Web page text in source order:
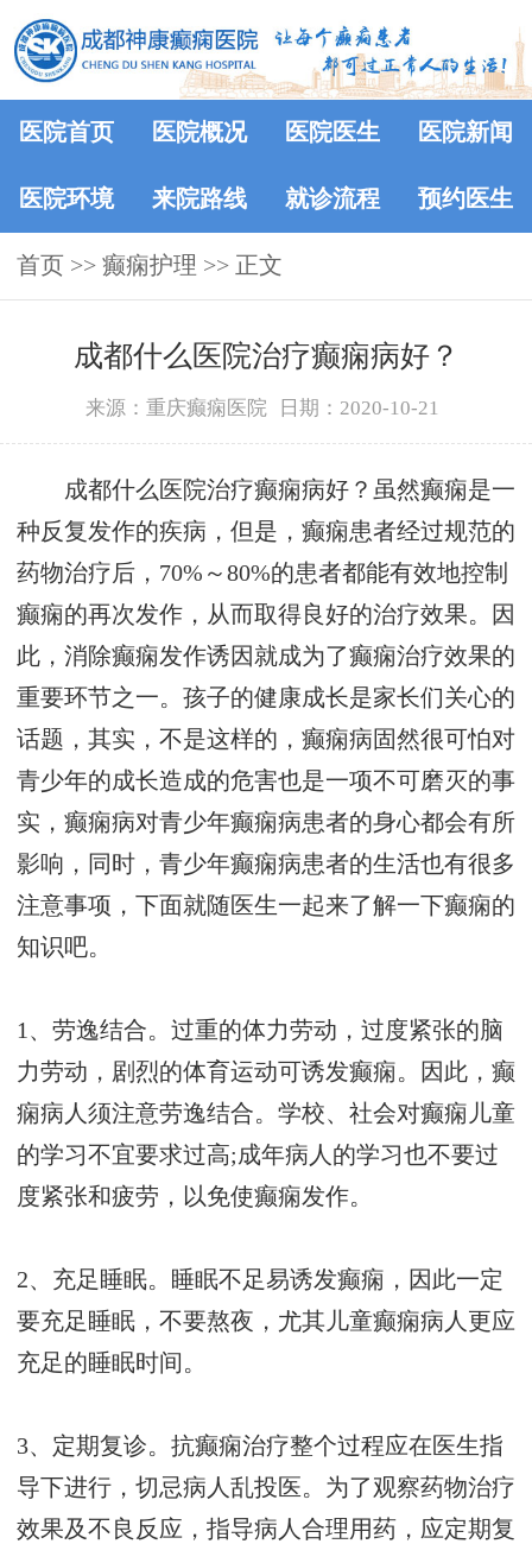
医院首页 医院概况 医院医生 医院新闻
医院环境 来院路线 就诊流程 预约医生
首页 >> 癫痫护理 >> 正文
成都什么医院治疗癫痫病好？
来源：重庆癫痫医院 日期：2020-10-21
成都什么医院治疗癫痫病好？虽然癫痫是一
种反复发作的疾病，但是，癫痫患者经过规范的
药物治疗后，70%～80%的患者都能有效地控制
癫痫的再次发作，从而取得良好的治疗效果。因
此，消除癫痫发作诱因就成为了癫痫治疗效果的
重要环节之一。孩子的健康成长是家长们关心的
话题，其实，不是这样的，癫痫病固然很可怕对
青少年的成长造成的危害也是一项不可磨灭的事
实，癫痫病对青少年癫痫病患者的身心都会有所
影响，同时，青少年癫痫病患者的生活也有很多
注意事项，下面就随医生一起来了解一下癫痫的
知识吧。
1、劳逸结合。过重的体力劳动，过度紧张的脑
力劳动，剧烈的体育运动可诱发癫痫。因此，癫
痫病人须注意劳逸结合。学校、社会对癫痫儿童
的学习不宜要求过高;成年病人的学习也不要过
度紧张和疲劳，以免使癫痫发作。
2、充足睡眠。睡眠不足易诱发癫痫，因此一定
要充足睡眠，不要熬夜，尤其儿童癫痫病人更应
充足的睡眠时间。
3、定期复诊。抗癫痫治疗整个过程应在医生指
导下进行，切忌病人乱投医。为了观察药物治疗
效果及不良反应，指导病人合理用药，应定期复